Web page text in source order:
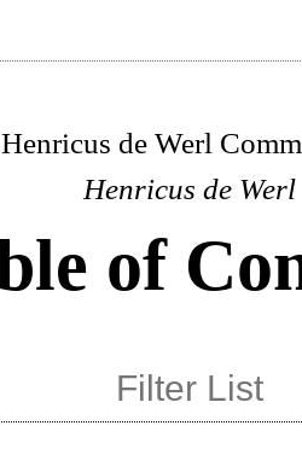
Henricus de Werl
Henricus de Werl
of